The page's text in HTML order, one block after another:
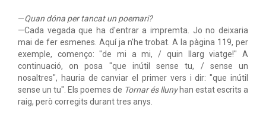
—Quan dóna per tancat un poemari?
—Cada vegada que ha d'entrar a impremta. Jo no deixaria
mai de fer esmenes. Aquí ja n'he trobat. A la pàgina 119, per
exemple, començo: "de mi a mi, / quin llarg viatge!" A
continuació, on posa "que inútil sense tu, / sense un
nosaltres", hauria de canviar el primer vers i dir: "que inútil
sense un tu". Els poemes de Tornar és llunyhan estat escrits a
raig, però corregits durant tres anys.